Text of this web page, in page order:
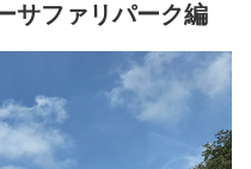
サファリパーク編